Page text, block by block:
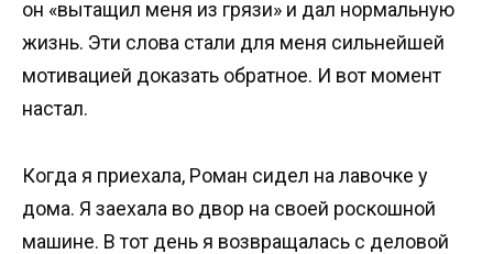
он «вытащил меня из грязи» и дал нормальную
жизнь. Эти слова стали для меня сильнейшей
мотивацией доказать обратное. И вот момент
настал.
Когда я приехала, Роман сидел на лавочке у
дома. Я заехала во двор на своей роскошной
машине. В тот день я возвращалась с деловой